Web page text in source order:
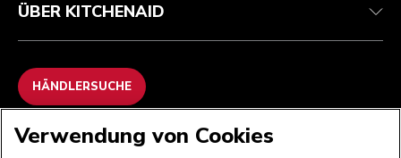
ÜBER KITCHENAID
HÄNDLERSUCHE
WIR AKZEPTIEREN
Verwendung von Cookies